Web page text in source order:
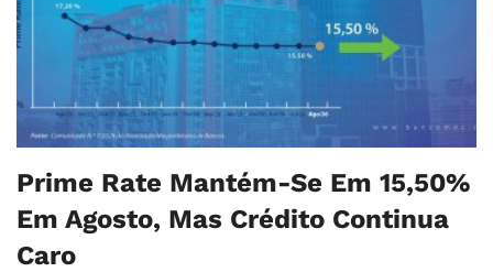
Prime Rate Mantém-Se Em 15,50%
Em Agosto, Mas Crédito Continua
Caro